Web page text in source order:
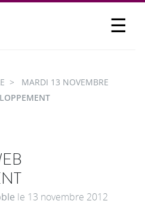
☰
MARDI 13 NOVEMBRE
le 13 novembre 2012